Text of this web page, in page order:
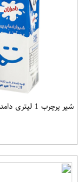
شیر پرچرب 1 لیتری دامداران